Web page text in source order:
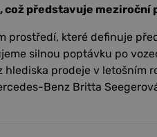
což představuje meziroční
prostředí, které definuje
silnou poptávku po
prodeje v letošním
Benz Britta